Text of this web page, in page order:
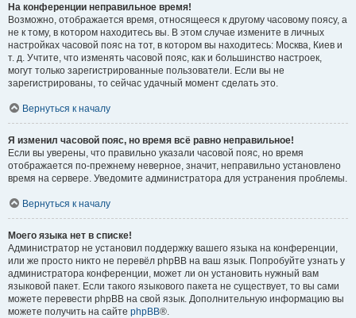
На конференции неправильное время!
Возможно, отображается время, относящееся к другому часовому поясу, а
не к тому, в котором находитесь вы. В этом случае измените в личных
настройках часовой пояс на тот, в котором вы находитесь: Москва, Киев и
т. д. Учтите, что изменять часовой пояс, как и большинство настроек,
могут только зарегистрированные пользователи. Если вы не
зарегистрированы, то сейчас удачный момент сделать это.
Вернуться к началу
Я изменил часовой пояс, но время всё равно неправильное!
Если вы уверены, что правильно указали часовой пояс, но время
отображается по-прежнему неверное, значит, неправильно установлено
время на сервере. Уведомите администратора для устранения проблемы.
Вернуться к началу
Моего языка нет в списке!
Администратор не установил поддержку вашего языка на конференции,
или же просто никто не перевёл phpBB на ваш язык. Попробуйте узнать у
администратора конференции, может ли он установить нужный вам
языковой пакет. Если такого языкового пакета не существует, то вы сами
можете перевести phpBB на свой язык. Дополнительную информацию вы
можете получить на сайте phpBB®.